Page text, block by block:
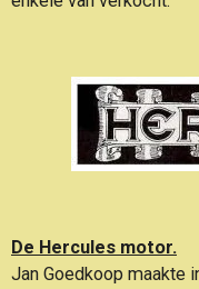
De Hercules motor.
Jan Goedkoop maakte